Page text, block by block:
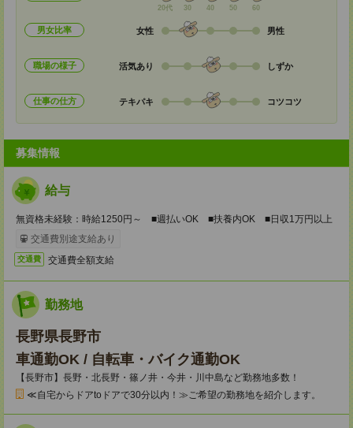
20代 30 40 50 60
男女比率 女性 男性
職場の様子 活気あり しずか
仕事の仕方 テキパキ コツコツ
募集情報
給与
無資格未経験：時給1250円～ ■週払いOK ■扶養内OK ■日収1万円以上
交通費別途支給あり
交通費 交通費全額支給
勤務地
長野県長野市
車通勤OK / 自転車・バイク通勤OK
【長野市】長野・北長野・篠ノ井・今井・川中島など勤務地多数！
≪自宅からドアtoドアで30分以内！≫ご希望の勤務地を紹介します。